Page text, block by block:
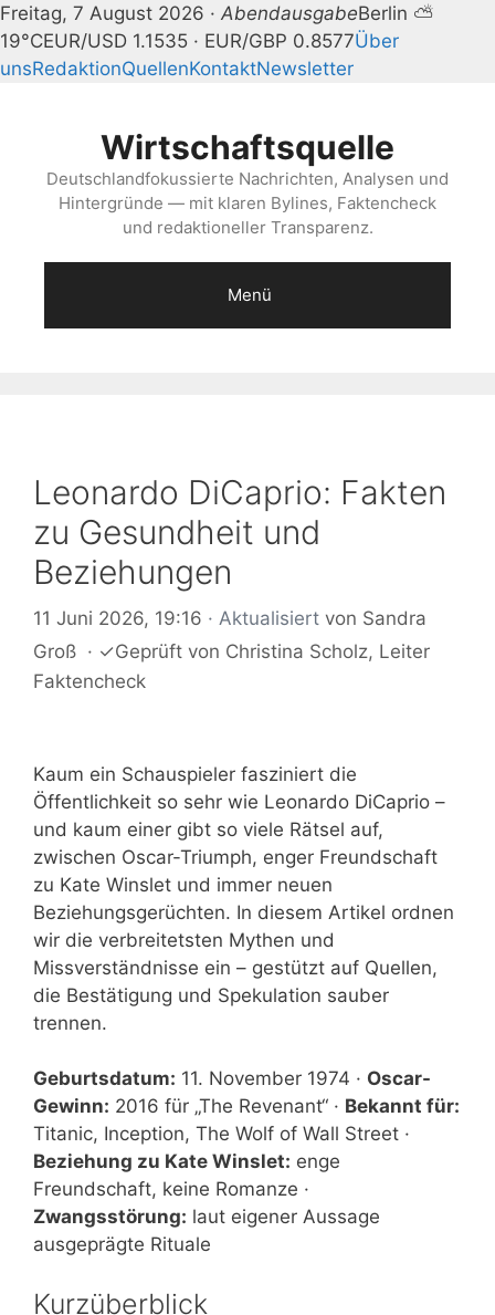
Freitag, 7 August 2026 · AbendausgabeBerlin ⛅
19°CEUR/USD 1.1535 · EUR/GBP 0.8577Über
unsRedaktionQuellenKontaktNewsletter
Wirtschaftsquelle
Deutschlandfokussierte Nachrichten, Analysen und
Hintergründe — mit klaren Bylines, Faktencheck
und redaktioneller Transparenz.
Menü
Leonardo DiCaprio: Fakten
zu Gesundheit und
Beziehungen
11 Juni 2026, 19:16 · Aktualisiert von Sandra
Groß · ✓Geprüft von Christina Scholz, Leiter
Faktencheck
Kaum ein Schauspieler fasziniert die
Öffentlichkeit so sehr wie Leonardo DiCaprio –
und kaum einer gibt so viele Rätsel auf,
zwischen Oscar-Triumph, enger Freundschaft
zu Kate Winslet und immer neuen
Beziehungsgerüchten. In diesem Artikel ordnen
wir die verbreitetsten Mythen und
Missverständnisse ein – gestützt auf Quellen,
die Bestätigung und Spekulation sauber
trennen.
Geburtsdatum: 11. November 1974 · Oscar-
Gewinn: 2016 für „The Revenant“ · Bekannt für:
Titanic, Inception, The Wolf of Wall Street ·
Beziehung zu Kate Winslet: enge
Freundschaft, keine Romanze ·
Zwangsstörung: laut eigener Aussage
ausgeprägte Rituale
Kurzüberblick